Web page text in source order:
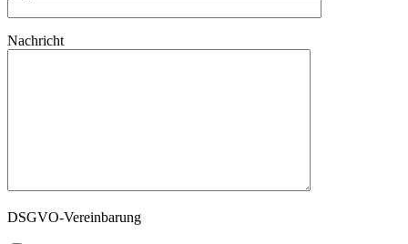
Nachricht
DSGVO-Vereinbarung